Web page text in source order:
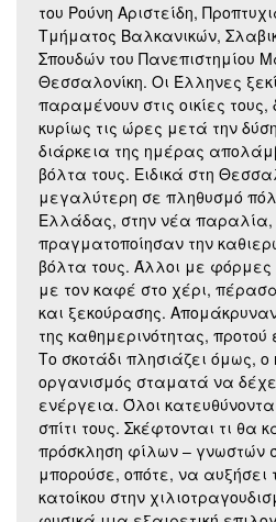
του Ρούνη Αριστείδη,
Τμήματος Βαλκανικών,
Σπουδών του Πανεπιστημίου
Θεσσαλονίκη. Οι Έλληνες
παραμένουν στις οικίες
κυρίως τις ώρες μετά την
διάρκεια της ημέρας
βόλτα τους. Ειδικά στη
μεγαλύτερη σε πληθυσμό
Ελλάδας, στην νέα παραλία,
πραγματοποίησαν την
βόλτα τους. Άλλοι με φόρμες
με τον καφέ στο χέρι,
και ξεκούρασης.
της καθημερινότητας, προτού
Το σκοτάδι πλησιάζει όμως, ο
οργανισμός σταματά να
ενέργεια. Όλοι
σπίτι τους. Σκέφτονται τι θα
πρόσκληση φίλων – γνωστών
μπορούσε, οπότε, να αυξήσει
κατοίκου στην